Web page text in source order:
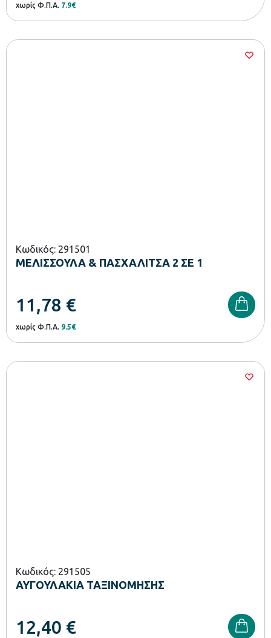
χωρίς Φ.Π.Α. 7.9€
Κωδικός: 291501
ΜΕΛΙΣΣΟΥΛΑ & ΠΑΣΧΑΛΙΤΣΑ 2 ΣΕ 1
11,78 €
χωρίς Φ.Π.Α. 9.5€
Κωδικός: 291505
ΑΥΓΟΥΛΑΚΙΑ ΤΑΞΙΝΟΜΗΣΗΣ
12,40 €